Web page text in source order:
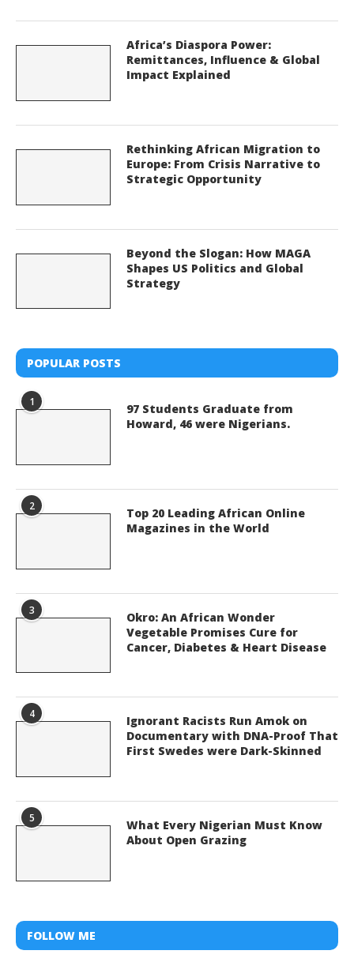
Africa’s Diaspora Power:
Remittances, Influence & Global
Impact Explained
Rethinking African Migration to
Europe: From Crisis Narrative to
Strategic Opportunity
Beyond the Slogan: How MAGA
Shapes US Politics and Global
Strategy
POPULAR POSTS
1
97 Students Graduate from
Howard, 46 were Nigerians.
2
Top 20 Leading African Online
Magazines in the World
3
Okro: An African Wonder
Vegetable Promises Cure for
Cancer, Diabetes & Heart Disease
4
Ignorant Racists Run Amok on
Documentary with DNA-Proof That
First Swedes were Dark-Skinned
5
What Every Nigerian Must Know
About Open Grazing
FOLLOW ME